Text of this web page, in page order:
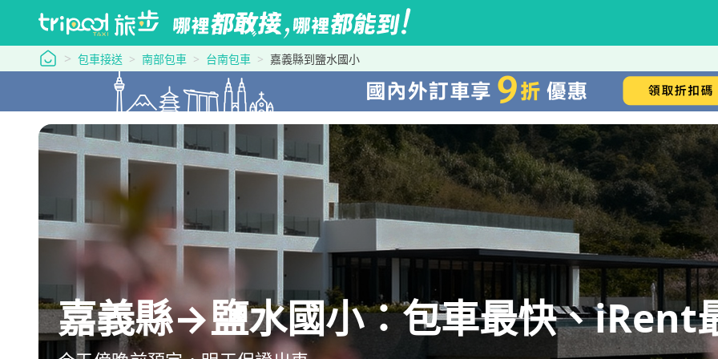
tripool 旅步
包車接送 南部包車 台南包車 嘉義縣到鹽水國小
嘉義縣→鹽水國小：包車最快、iRent